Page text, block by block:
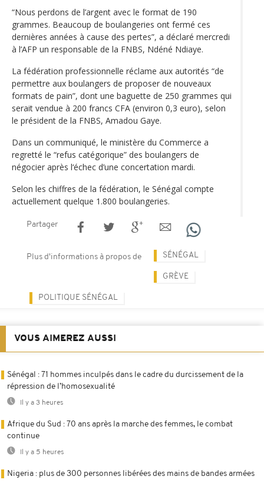
“Nous perdons de l’argent avec le format de 190
grammes. Beaucoup de boulangeries ont fermé ces
dernières années à cause des pertes”, a déclaré mercredi
à l’AFP un responsable de la FNBS, Ndéné Ndiaye.
La fédération professionnelle réclame aux autorités “de
permettre aux boulangers de proposer de nouveaux
formats de pain”, dont une baguette de 250 grammes qui
serait vendue à 200 francs CFA (environ 0,3 euro), selon
le président de la FNBS, Amadou Gaye.
Dans un communiqué, le ministère du Commerce a
regretté le “refus catégorique” des boulangers de
négocier après l‘échec d’une concertation mardi.
Selon les chiffres de la fédération, le Sénégal compte
actuellement quelque 1.800 boulangeries.
Partager
Plus d'informations à propos de SÉNÉGAL
GRÈVE
POLITIQUE SÉNÉGAL
VOUS AIMEREZ AUSSI
Sénégal : 71 hommes inculpés dans le cadre du durcissement de la
répression de l’homosexualité
Il y a 3 heures
Afrique du Sud : 70 ans après la marche des femmes, le combat
continue
Il y a 5 heures
Nigeria : plus de 300 personnes libérées des mains de bandes armées